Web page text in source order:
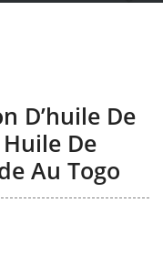
D’huile De
De
Au Togo